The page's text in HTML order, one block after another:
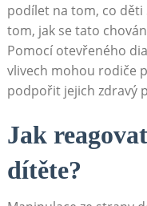
podílet na tom, co děti
tom, jak se tato
Pomocí otevřeného
vlivech mohou rodiče
podpořit jejich zdravý
Jak
dítěte?